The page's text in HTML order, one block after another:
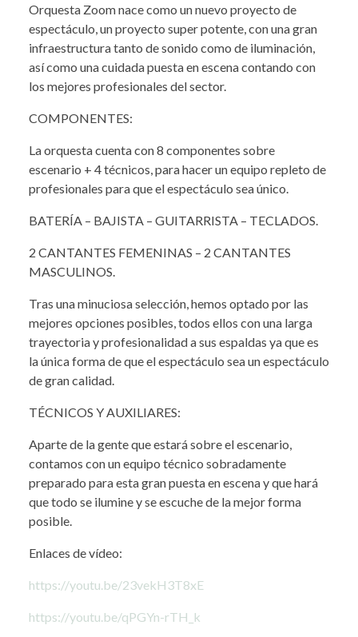
Orquesta Zoom nace como un nuevo proyecto de
espectáculo, un proyecto super potente, con una gran
infraestructura tanto de sonido como de iluminación,
así como una cuidada puesta en escena contando con
los mejores profesionales del sector.
COMPONENTES:
La orquesta cuenta con 8 componentes sobre
escenario + 4 técnicos, para hacer un equipo repleto de
profesionales para que el espectáculo sea único.
BATERÍA – BAJISTA – GUITARRISTA – TECLADOS.
2 CANTANTES FEMENINAS – 2 CANTANTES
MASCULINOS.
Tras una minuciosa selección, hemos optado por las
mejores opciones posibles, todos ellos con una larga
trayectoria y profesionalidad a sus espaldas ya que es
la única forma de que el espectáculo sea un espectáculo
de gran calidad.
TÉCNICOS Y AUXILIARES:
Aparte de la gente que estará sobre el escenario,
contamos con un equipo técnico sobradamente
preparado para esta gran puesta en escena y que hará
que todo se ilumine y se escuche de la mejor forma
posible.
Enlaces de vídeo:
https://youtu.be/23vekH3T8xE
https://youtu.be/qPGYn-rTH_k